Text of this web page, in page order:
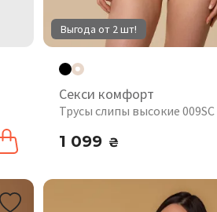
Выгода от 2 шт!
Секси комфорт
Трусы слипы высокие 009SC
1 099 ₴